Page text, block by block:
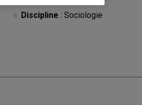
Discipline : Sociologie